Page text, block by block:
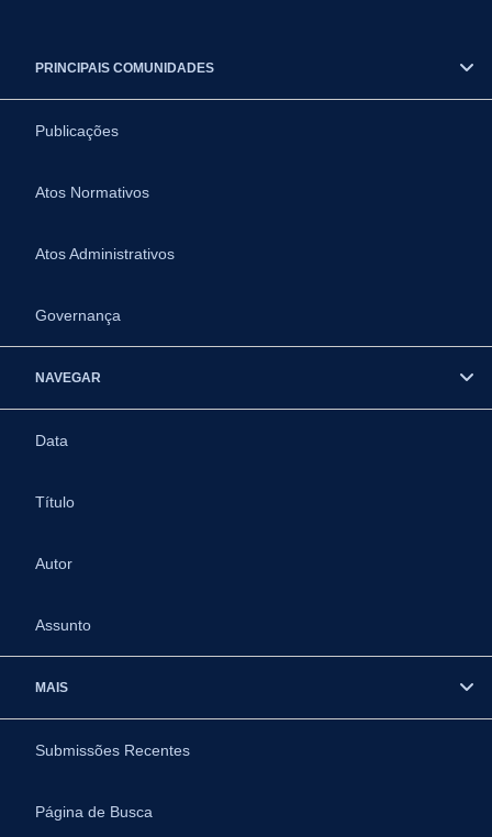
PRINCIPAIS COMUNIDADES
Publicações
Atos Normativos
Atos Administrativos
Governança
NAVEGAR
Data
Título
Autor
Assunto
MAIS
Submissões Recentes
Página de Busca